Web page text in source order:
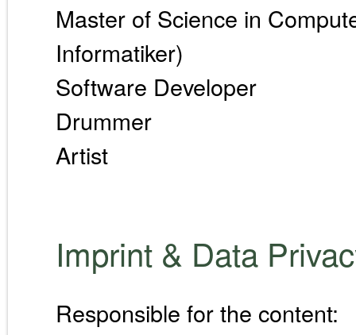
Master of Science in
Informatiker)
Software Developer
Drummer
Artist
Imprint & Data
Responsible for the content: